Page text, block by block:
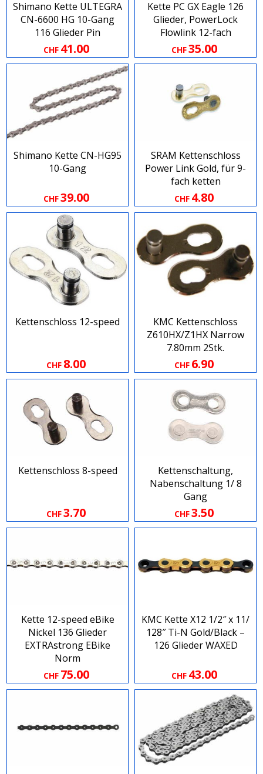
Shimano Kette ULTEGRA
CN-6600 HG 10-Gang
116 Glieder Pin
CHF 41.00
Kette PC GX Eagle 126
Glieder, PowerLock
Flowlink 12-fach
CHF35.00
Shimano Kette CN-HG95
10-Gang
CHF39.00
SRAM Kettenschloss
Power Link Gold, für 9-
fach ketten
CHF 4.80
Kettenschloss 12-speed
CHF 8.00
KMC Kettenschloss
Z610HX​/​Z1HX Narrow
7.80mm 2Stk.
CHF 6.90
Kettenschloss 8-speed
CHF3.70
Kettenschaltung,
Nabenschaltung 1/ 8
Gang
CHF3.50
Kette 12-speed eBike
Nickel 136 Glieder
EXTRAstrong EBike
Norm
CHF 75.00
KMC Kette X12 1​/​2″ x 11​/​
128″ Ti​-​N Gold​/​Black –
126 Glieder WAXED
CHF 43.00